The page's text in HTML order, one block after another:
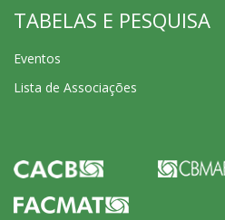
TABELAS E PESQUISA
Eventos
Lista de Associações